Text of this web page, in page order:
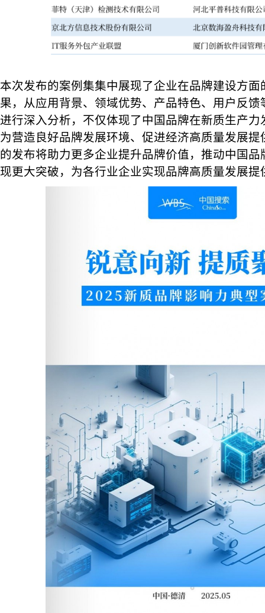
本次发布的案例集集中展现了企业在品牌建设方
果，从应用背景、领域优势、产品特色、用户反
进行深入分析，不仅体现了中国品牌在新质生产
为营造良好品牌发展环境、促进经济高质量发展
的发布将助力更多企业提升品牌价值，推动中国
现更大突破，为各行业企业实现品牌高质量发展提